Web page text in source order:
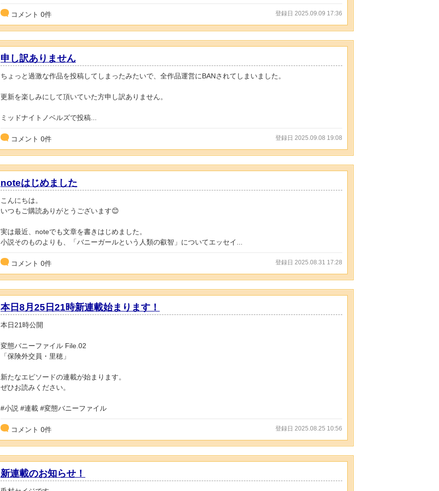
コメント 0件 登録日 2025.09.09 17:36
申し訳ありません
ちょっと過激な作品を投稿してしまったみたいで、全作品運営にBANされてしまいました。
更新を楽しみにして頂いていた方申し訳ありません。
ミッドナイトノベルズで投稿...
コメント 0件 登録日 2025.09.08 19:08
noteはじめました
こんにちは。
いつもご購読ありがとうございます😊
実は最近、noteでも文章を書きはじめました。
小説そのものよりも、「バニーガールという人類の叡智」についてエッセイ...
コメント 0件 登録日 2025.08.31 17:28
本日8月25日21時新連載始まります！
本日21時公開
変態バニーファイル File.02
「保険外交員・里穂」
新たなエピソードの連載が始まります。
ぜひお読みください。
#小説 #連載 #変態バニーファイル
コメント 0件 登録日 2025.08.25 10:56
新連載のお知らせ！